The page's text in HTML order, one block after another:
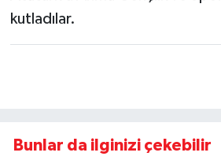
kutladılar.
Bunlar da ilginizi çekebilir